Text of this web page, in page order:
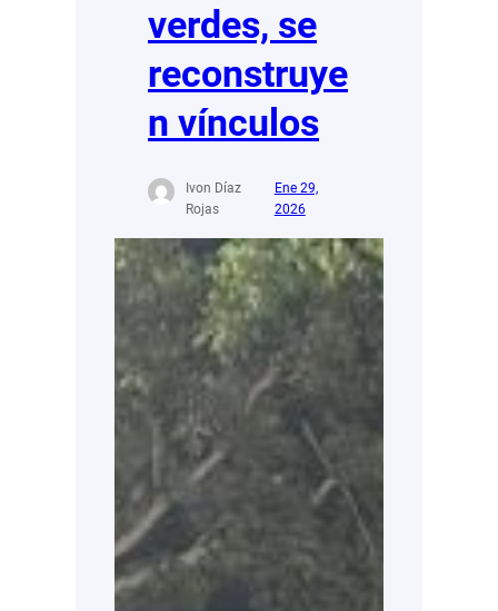
verdes, se
reconstruye
n vínculos
Ivon Díaz
Rojas
Ene 29,
2026